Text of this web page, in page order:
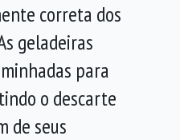
correta dos
geladeiras
para
o descarte
de seus